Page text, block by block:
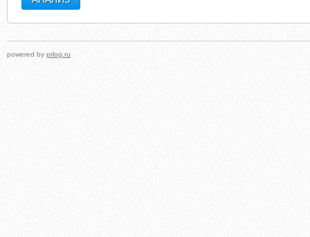
powered by prlog.ru